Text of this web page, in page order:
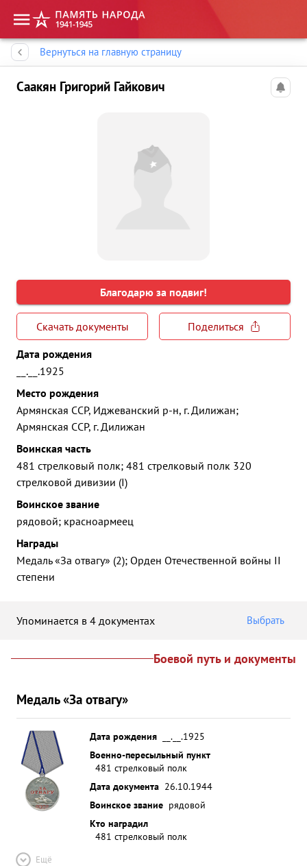
Вернуться на главную страницу
Саакян Григорий Гайкович
Благодарю за подвиг!
Скачать документы
Поделиться
Дата рождения
__.__.1925
Место рождения
Армянская ССР, Иджеванский р-н, г. Дилижан;
Армянская ССР, г. Дилижан
Воинская часть
481 стрелковый полк; 481 стрелковый полк 320
стрелковой дивизии (I)
Воинское звание
рядовой; красноармеец
Награды
Медаль «За отвагу» (2); Орден Отечественной войны II
степени
Упоминается в 4 документах Выбрать
Боевой путь и документы
Медаль «За отвагу»
Дата рождения
__.__.1925
Военно-пересыльный пункт
481 стрелковый полк
Дата документа 26.10.1944
Воинское звание рядовой
Кто наградил
481 стрелковый полк
Ещё
Память народа